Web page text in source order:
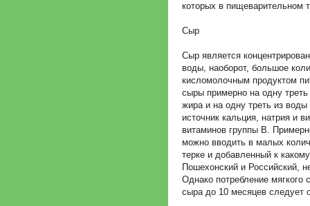
которых в пищеварительном
Сыр
Сыр является
воды, наоборот, большое
кисломолочным продуктом
сыры примерно на одну треть
жира и на одну треть из
источник кальция, натрия и
витаминов группы В.
можно вводить в малых
терке и добавленный к
Пошехонский и Российский,
Однако потребление
сыра до 10 месяцев следует